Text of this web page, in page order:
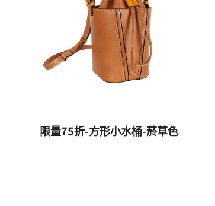
限量75折-方形小水桶-菸草色